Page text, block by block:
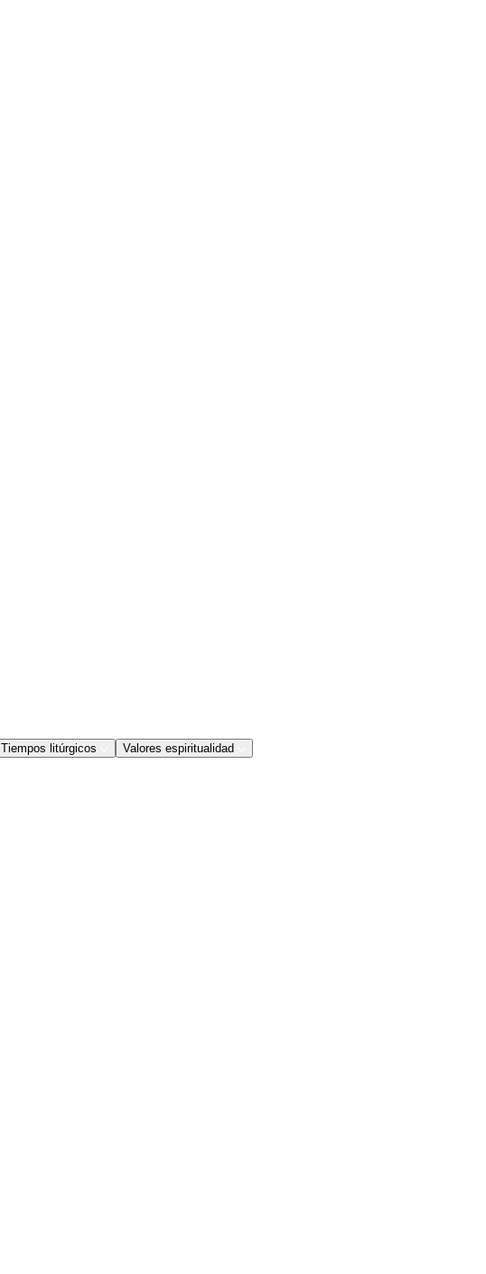
Tiempos litúrgicos Valores espiritualidad